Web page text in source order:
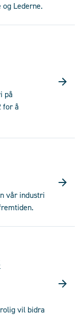
Lederne.
på
for å
vår industri
vil bidra